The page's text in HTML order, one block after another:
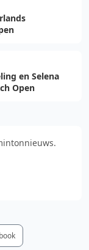
en Selena
Open